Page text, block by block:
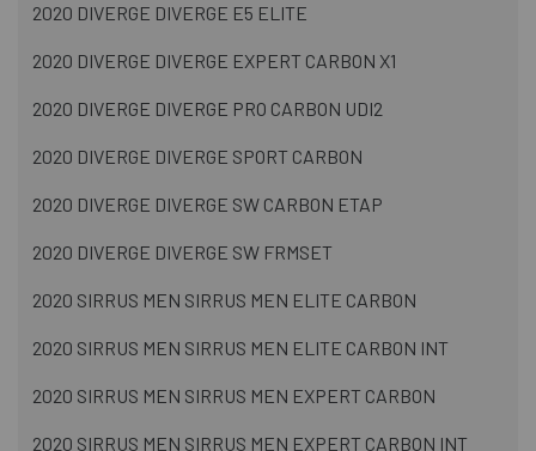
2020 DIVERGE DIVERGE E5 ELITE
2020 DIVERGE DIVERGE EXPERT CARBON X1
2020 DIVERGE DIVERGE PRO CARBON UDI2
2020 DIVERGE DIVERGE SPORT CARBON
2020 DIVERGE DIVERGE SW CARBON ETAP
2020 DIVERGE DIVERGE SW FRMSET
2020 SIRRUS MEN SIRRUS MEN ELITE CARBON
2020 SIRRUS MEN SIRRUS MEN ELITE CARBON INT
2020 SIRRUS MEN SIRRUS MEN EXPERT CARBON
2020 SIRRUS MEN SIRRUS MEN EXPERT CARBON INT